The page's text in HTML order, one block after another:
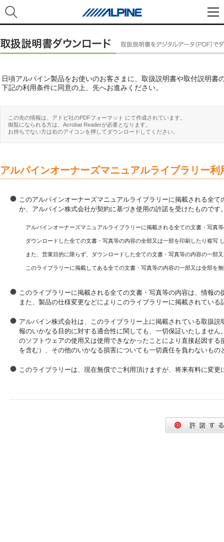
日頃アルパイン製品をお使いのお客さまに、取扱説明書や取付説明書
下記の利用条件に同意の上、先へお進みください。
この先の情報は、アドビ社のPDFフォーマット にて作成されています。
御覧になられる方は、Acrobat Readerが必要となります。
お持ちでない方は右のアイコンを押してダウンロードしてください。
アルパインオーナーズマニュアルライブラリー利
このアルパインオーナーズマニュアルライブラリーに掲載される全
か、アルパイン株式会社が契約に基づき使用の許諾を受けたもので
アルパインオーナーズマニュアルライブラリーに掲載される全ての文書・写真
ダウンロードした全ての文書・写真等の内容の全部又は一部を印刷したり複写
また、営業目的に限らず、ダウンロードした全ての文書・写真等の内容の一
このライブラリーに掲載してある全ての文書・写真等の内容の一部又は全部を
このライブラリーに掲載される全ての文書・写真等の内容は、情報
また、製品の仕様変更などによりこのライブラリーに掲載されてい
アルパイン株式会社は、このライブラリー上に掲載されている取扱
報のいかなる目的に対する適合性に関しても、一切保証いたしませ
のソフトウェアの使用又は使用できなかったことにより直接起因す
を含む）、その他のいかなる損害についても一切責任を負わないもの
このライブラリーは、現在無償でご利用頂けますが、将来有料に変